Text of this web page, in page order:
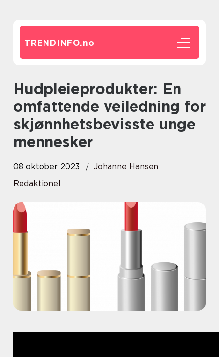
TRENDINFO.no
Hudpleieprodukter: En
omfattende veiledning for
skjønnhetsbevisste unge
mennesker
08 oktober 2023
Johanne Hansen
Redaktionel